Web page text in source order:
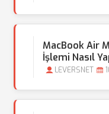
MacBook Air
İşlemi Nasıl
LEVERSNET